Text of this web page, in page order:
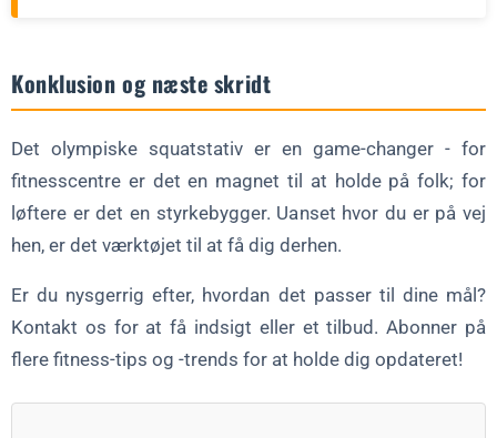
Konklusion og næste skridt
Det olympiske squatstativ er en game-changer - for
fitnesscentre er det en magnet til at holde på folk; for
løftere er det en styrkebygger. Uanset hvor du er på vej
hen, er det værktøjet til at få dig derhen.
Er du nysgerrig efter, hvordan det passer til dine mål?
Kontakt os for at få indsigt eller et tilbud. Abonner på
flere fitness-tips og -trends for at holde dig opdateret!